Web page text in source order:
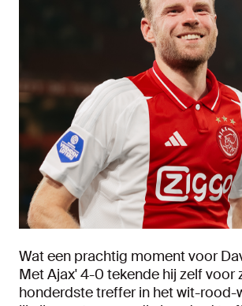
Wat een prachtig moment voor
Met Ajax' 4-0 tekende hij zelf voor
honderdste treffer in het wit-rood-